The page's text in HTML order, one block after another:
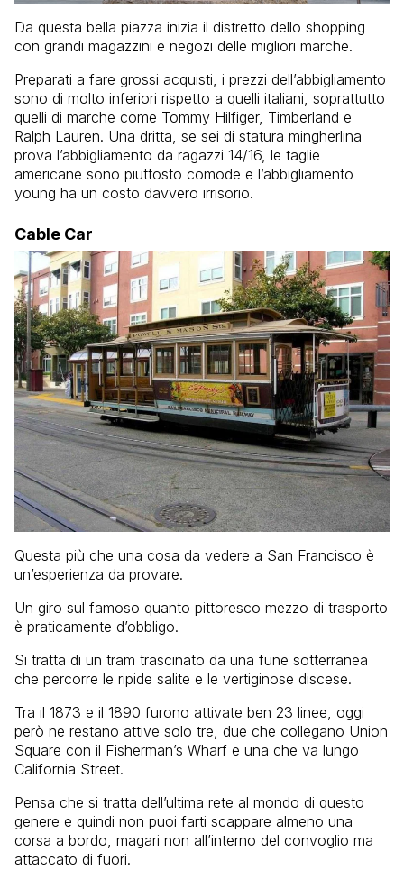
Da questa bella piazza inizia il distretto dello shopping
con grandi magazzini e negozi delle migliori marche.
Preparati a fare grossi acquisti, i prezzi dell’abbigliamento
sono di molto inferiori rispetto a quelli italiani, soprattutto
quelli di marche come Tommy Hilfiger, Timberland e
Ralph Lauren. Una dritta, se sei di statura mingherlina
prova l’abbigliamento da ragazzi 14/16, le taglie
americane sono piuttosto comode e l’abbigliamento
young ha un costo davvero irrisorio.
Cable Car
Questa più che una cosa da vedere a San Francisco è
un’esperienza da provare.
Un giro sul famoso quanto pittoresco mezzo di trasporto
è praticamente d’obbligo.
Si tratta di un tram trascinato da una fune sotterranea
che percorre le ripide salite e le vertiginose discese.
Tra il 1873 e il 1890 furono attivate ben 23 linee, oggi
però ne restano attive solo tre, due che collegano Union
Square con il Fisherman’s Wharf e una che va lungo
California Street.
Pensa che si tratta dell’ultima rete al mondo di questo
genere e quindi non puoi farti scappare almeno una
corsa a bordo, magari non all’interno del convoglio ma
attaccato di fuori.